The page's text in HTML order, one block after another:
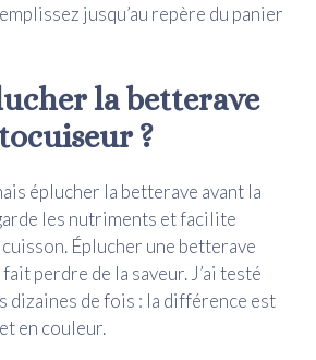
jusqu’au repère du panier
la betterave
?
éplucher la betterave avant la
les nutriments et facilite
cuisson. Éplucher une betterave
perdre de la saveur. J’ai testé
dizaines de fois : la différence est
en couleur.